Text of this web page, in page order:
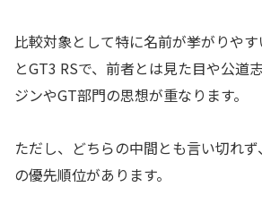
比較対象として特に名前が挙がりや
とGT3 RSで、前者とは見た目や公道
ジンやGT部門の思想が重なります。
ただし、どちらの中間とも言い切れ
の優先順位があります。